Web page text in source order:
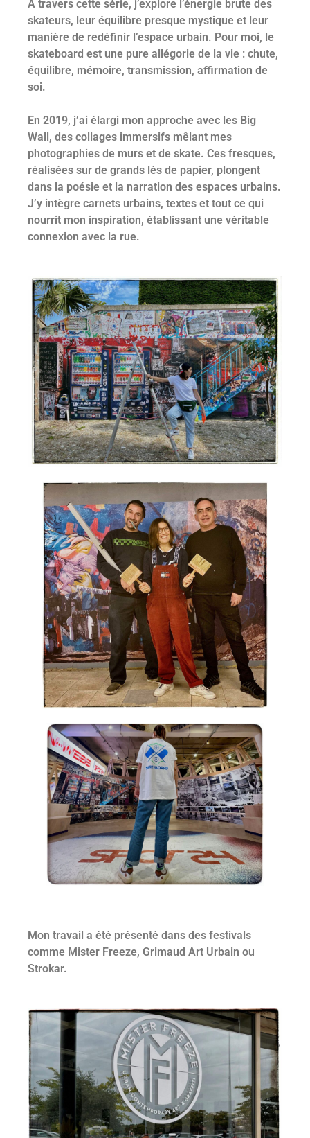
À travers cette série, j’explore l’énergie brute des
skateurs, leur équilibre presque mystique et leur
manière de redéfinir l’espace urbain. Pour moi, le
skateboard est une pure allégorie de la vie : chute,
équilibre, mémoire, transmission, affirmation de
soi.
En 2019, j’ai élargi mon approche avec les Big
Wall, des collages immersifs mêlant mes
photographies de murs et de skate. Ces fresques,
réalisées sur de grands lés de papier, plongent
dans la poésie et la narration des espaces urbains.
J’y intègre carnets urbains, textes et tout ce qui
nourrit mon inspiration, établissant une véritable
connexion avec la rue.
Mon travail a été présenté dans des festivals
comme Mister Freeze, Grimaud Art Urbain ou
Strokar.